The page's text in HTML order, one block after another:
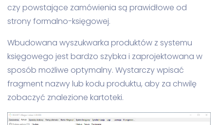
czy powstające zamówienia są prawidłowe od
strony formalno-księgowej.
Wbudowana wyszukwarka produktów z systemu
księgowego jest bardzo szybka i zaprojektowana w
sposób możliwe optymalny. Wystarczy wpisać
fragment nazwy lub kodu produktu, aby za chwilę
zobaczyć znalezione kartoteki.